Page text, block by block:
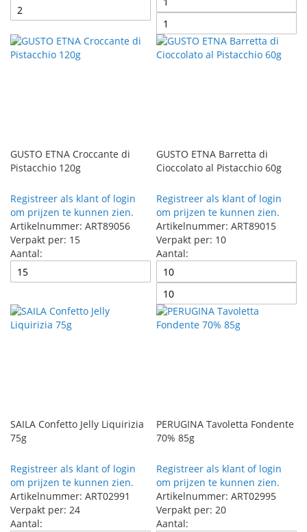
GUSTO ETNA Croccante di
Pistacchio 120g
Registreer als klant of login
om prijzen te kunnen zien.
Artikelnummer: ART89056
Verpakt per: 15
Aantal:
GUSTO ETNA Barretta di
Cioccolato al Pistacchio 60g
Registreer als klant of login
om prijzen te kunnen zien.
Artikelnummer: ART89015
Verpakt per: 10
Aantal:
SAILA Confetto Jelly Liquirizia
75g
Registreer als klant of login
om prijzen te kunnen zien.
Artikelnummer: ART02991
Verpakt per: 24
Aantal:
PERUGINA Tavoletta Fondente
70% 85g
Registreer als klant of login
om prijzen te kunnen zien.
Artikelnummer: ART02995
Verpakt per: 20
Aantal: